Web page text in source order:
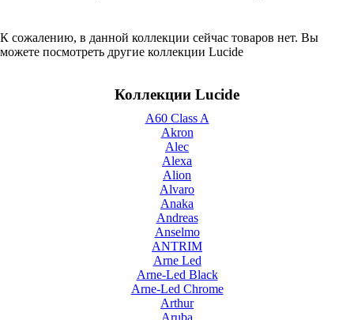
К сожалению, в данной коллекции сейчас товаров нет. Вы
можете посмотреть другие коллекции Lucide
Коллекции Lucide
A60 Class A
Akron
Alec
Alexa
Alion
Alvaro
Anaka
Andreas
Anselmo
ANTRIM
Arne Led
Arne-Led Black
Arne-Led Chrome
Arthur
Aruba